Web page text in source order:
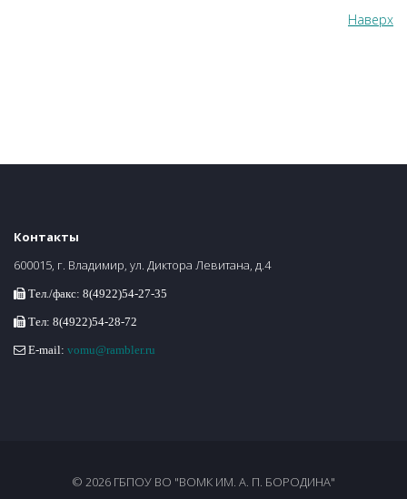
Наверх
Контакты
600015, г. Владимир, ул. Диктора Левитана, д.4
Тел./факс: 8(4922)54-27-35
Тел: 8(4922)54-28-72
E-mail: vomu@rambler.ru
© 2026 ГБПОУ ВО "ВОМК ИМ. А. П. БОРОДИНА"